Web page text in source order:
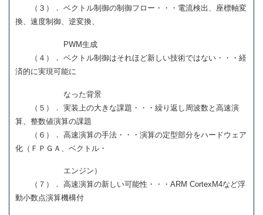
（３）． ベクトル制御の制御フロー・・・電流検出、座標軸変
換、速度制御、逆変換、
PWM生成
（４）． ベクトル制御はそれほど新しい技術ではない・・・経
済的に実現可能に
なった背景
（５）． 実装上の大きな課題・・・繰り返し周波数と高速演
算、整数値演算の課題
（６）． 高速演算の手法・・・演算の定型部分をハードウェア
化（ＦＰＧＡ、ベクトル・
エンジン）
（７）． 高速演算の新しい可能性・・・ARM CortexM4など浮
動小数点演算機構付